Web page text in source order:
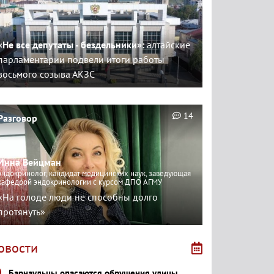
все депутаты - бездельники»:алтайские
подвели итоги работы
созыва АКЗС
Вейцман
кандидат медицинских наук, заведующая
эндокринологии с курсом ДПО АГМУ
голоде люди не способны долго
14